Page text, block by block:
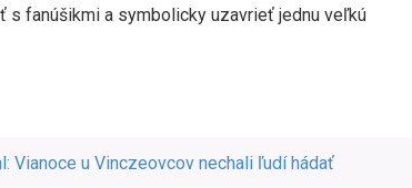
s fanúšikmi a symbolicky uzavrieť jednu veľkú
Vianoce u Vinczeovcov nechali ľudí hádať